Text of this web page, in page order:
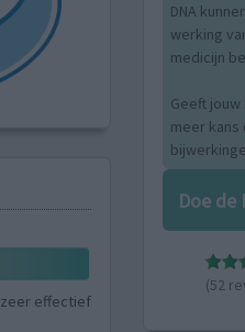
zeer effectief
DNA
werking
medicijn
Geeft jouw
meer kans
Doe de
(52